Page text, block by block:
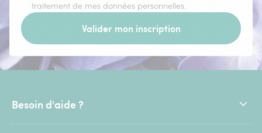
traitement de mes données personnelles.
Valider mon inscription
Besoin d'aide ?